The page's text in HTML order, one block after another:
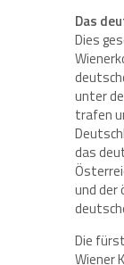
Das
Dies
unter
trafen
das
und der
Die
Wiener